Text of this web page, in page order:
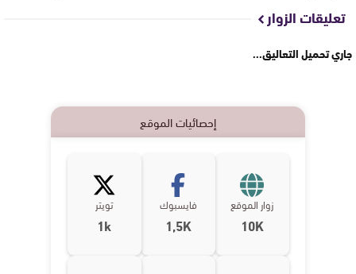
تعليقات الزوار
جاري تحميل التعاليق...
إحصائيات الموقع
زوار الموقع
10K
فايسبوك
1,5K
تويتر
1k